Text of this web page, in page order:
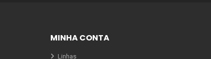
MINHA CONTA
Linhas